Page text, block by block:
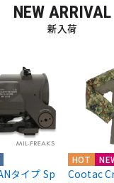
NEW ARRIVAL
新入荷
タイプ Sp
HOT
Cootac